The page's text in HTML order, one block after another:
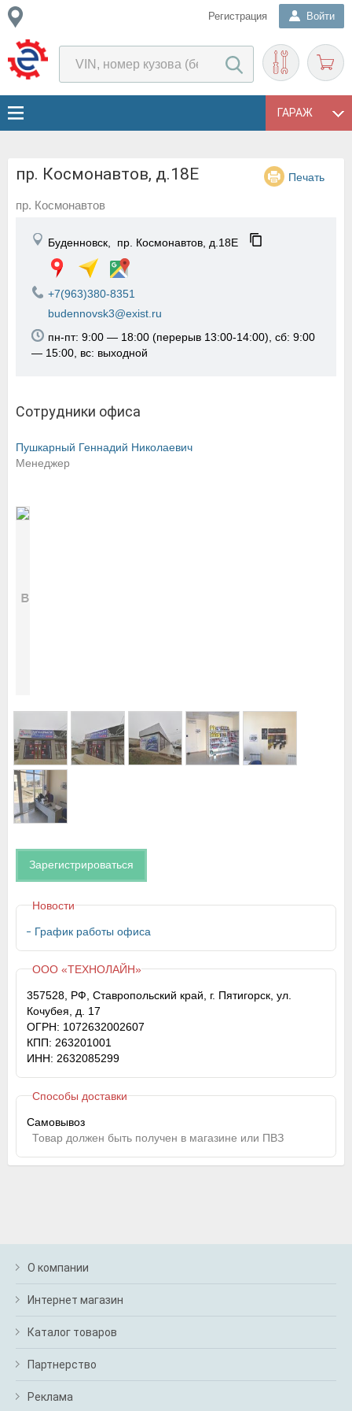
Регистрация Войти
ГАРАЖ
пр. Космонавтов, д.18Е Печать
пр. Космонавтов
Буденновск, пр. Космонавтов, д.18Е
+7(963)380-8351
budennovsk3@exist.ru
пн-пт: 9:00 — 18:00 (перерыв 13:00-14:00), сб: 9:00
— 15:00, вс: выходной
Сотрудники офиса
Пушкарный Геннадий Николаевич
Менеджер
Зарегистрироваться
Новости
График работы офиса
ООО «ТЕХНОЛАЙН»
357528, РФ, Ставропольский край, г. Пятигорск, ул.
Кочубея, д. 17
ОГРН: 1072632002607
КПП: 263201001
ИНН: 2632085299
Способы доставки
Самовывоз
Товар должен быть получен в магазине или ПВЗ
О компании
Интернет магазин
Каталог товаров
Партнерство
Реклама